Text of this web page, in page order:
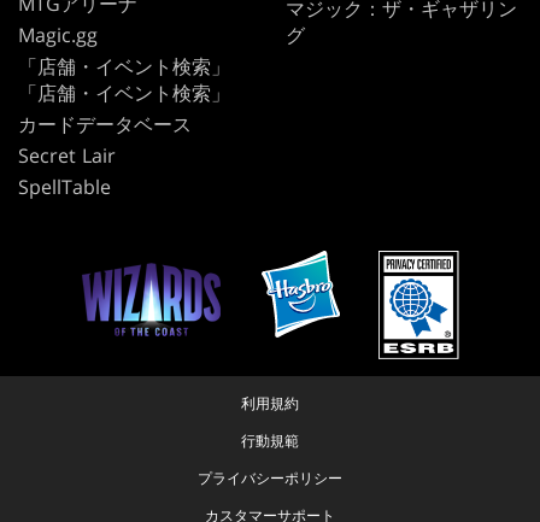
Magic.gg
「店舗・イベント検索」
「店舗・イベント検索」
カードデータベース
Secret Lair
SpellTable
マジック：ザ・ギャザリン
グ
利用規約
行動規範
プライバシーポリシー
カスタマーサポート